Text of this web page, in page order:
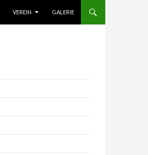
VEREIN GALERIE